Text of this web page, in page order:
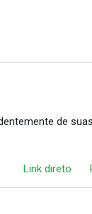
de suas
Link direto